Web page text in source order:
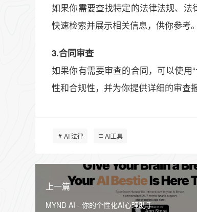
如果你需要查找特定的法律法规、法
快速检索并展示相关信息，供你参考。
3.合同审查
如果你有需要审查的合同，可以使用
性和合规性，并为你提供详细的审查报
AI 法律 AI工具
上一篇
MYND AI - 你的个性化AI心理助手